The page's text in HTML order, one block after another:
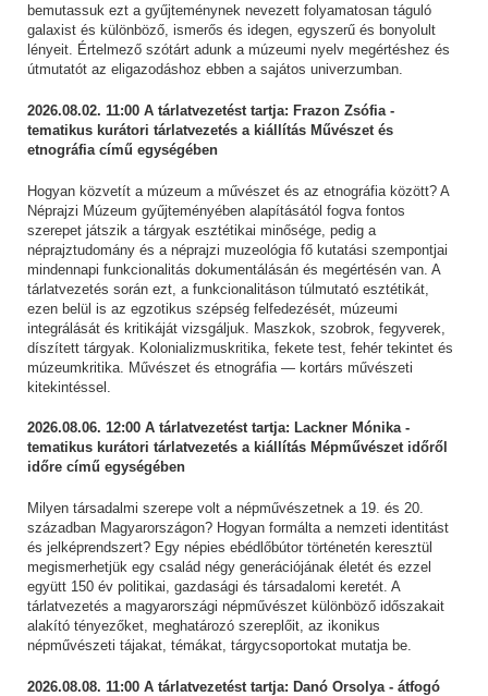
bemutassuk ezt a gyűjteménynek nevezett folyamatosan táguló
galaxist és különböző, ismerős és idegen, egyszerű és bonyolult
lényeit. Értelmező szótárt adunk a múzeumi nyelv megértéshez és
útmutatót az eligazodáshoz ebben a sajátos univerzumban.
2026.08.02. 11:00 A tárlatvezetést tartja: Frazon Zsófia -
tematikus kurátori tárlatvezetés a kiállítás Művészet és
etnográfia című egységében
Hogyan közvetít a múzeum a művészet és az etnográfia között? A
Néprajzi Múzeum gyűjteményében alapításától fogva fontos
szerepet játszik a tárgyak esztétikai minősége, pedig a
néprajztudomány és a néprajzi muzeológia fő kutatási szempontjai
mindennapi funkcionalitás dokumentálásán és megértésén van. A
tárlatvezetés során ezt, a funkcionalitáson túlmutató esztétikát,
ezen belül is az egzotikus szépség felfedezését, múzeumi
integrálását és kritikáját vizsgáljuk. Maszkok, szobrok, fegyverek,
díszített tárgyak. Kolonializmuskritika, fekete test, fehér tekintet és
múzeumkritika. Művészet és etnográfia — kortárs művészeti
kitekintéssel.
2026.08.06. 12:00 A tárlatvezetést tartja: Lackner Mónika -
tematikus kurátori tárlatvezetés a kiállítás Mépművészet időről
időre című egységében
Milyen társadalmi szerepe volt a népművészetnek a 19. és 20.
században Magyarországon? Hogyan formálta a nemzeti identitást
és jelképrendszert? Egy népies ebédlőbútor történetén keresztül
megismerhetjük egy család négy generációjának életét és ezzel
együtt 150 év politikai, gazdasági és társadalomi keretét. A
tárlatvezetés a magyarországi népművészet különböző időszakait
alakító tényezőket, meghatározó szereplőit, az ikonikus
népművészeti tájakat, témákat, tárgycsoportokat mutatja be.
2026.08.08. 11:00 A tárlatvezetést tartja: Danó Orsolya - átfogó